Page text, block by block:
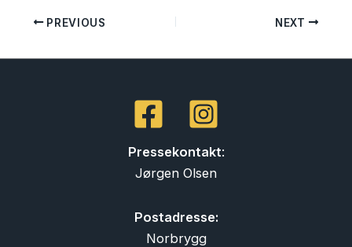
PREVIOUS NEXT
Pressekontakt:
Jørgen Olsen
Postadresse:
Norbrygg